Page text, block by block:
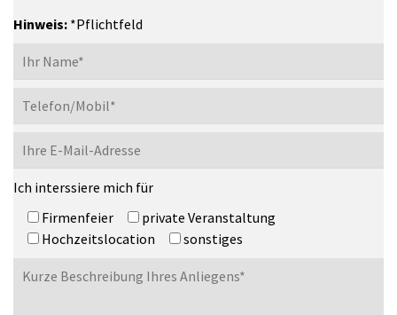
Hinweis: *Pflichtfeld
Ich interssiere mich für
Firmenfeier
private Veranstaltung
Hochzeitslocation
sonstiges